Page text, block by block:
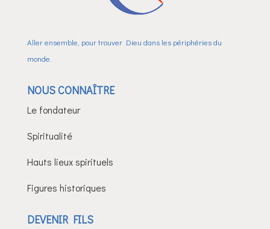
Aller ensemble, pour trouver Dieu dans les périphéries du
monde.
NOUS CONNAÎTRE
Le fondateur
Spiritualité
Hauts lieux spirituels
Figures historiques
DEVENIR FILS